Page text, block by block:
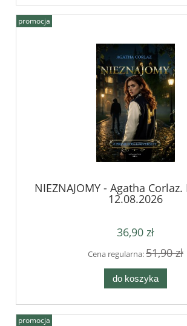
NIEZNAJOMY - Agatha Corlaz.
12.08.2026
36,90 zł
Cena regularna:51,90 zł
do koszyka
promocja
promocja